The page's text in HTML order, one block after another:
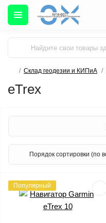
Склад геодезии и КИПиА
eTrex
Популярный